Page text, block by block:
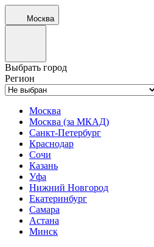
Москва
Выбрать город
Регион
Москва
Москва (за МКАД)
Санкт-Петербург
Краснодар
Сочи
Казань
Уфа
Нижний Новгород
Екатеринбург
Самара
Астана
Минск